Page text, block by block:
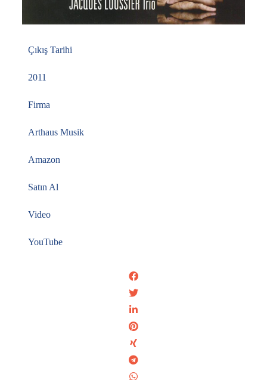
Çıkış Tarihi
2011
Firma
Arthaus Musik
Amazon
Satın Al
Video
YouTube